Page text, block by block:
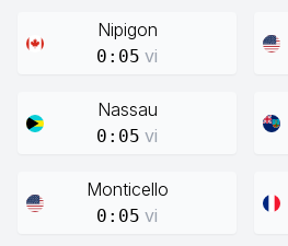
Nipigon
0:05 vi
Nassau
0:05 vi
Monticello
0:05 vi